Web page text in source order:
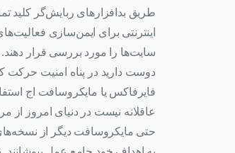
طریق بدافزارهای ربایش‌گر کلید
سایت‌ها را مورد بررسی قرار دهند.
دوست دارید در پناه امنیت حرکت
فایرفاکس یا مایکروسافت اج
عاقلانه نیست در دنیای امروز از
حتی مایکروسافت دیگر از